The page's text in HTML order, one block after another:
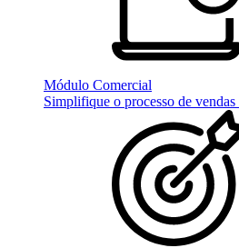
Módulo Comercial
Simplifique o processo de vendas